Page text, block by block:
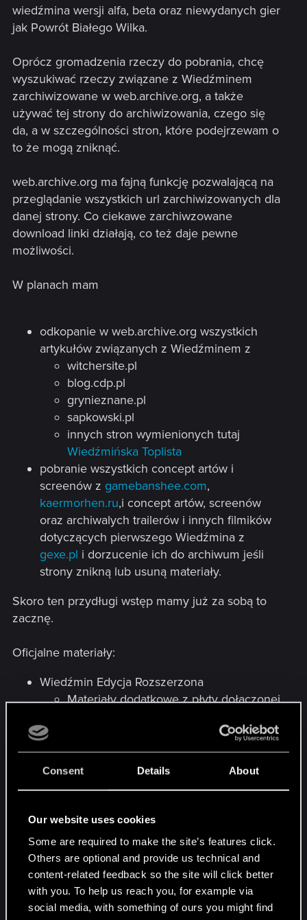
Consent Details About
Our website uses cookies
Some are required to make the site’s features click.
Others are optional and provide us technical and
content-related feedback so the site will click better
with you. To help us reach you, for example via
social media, with something of ours you might find
wiedźmina wersji alfa, beta oraz niewydanych gier
jak Powrót Białego Wilka.
Oprócz gromadzenia rzeczy do pobrania, chcę
wyszukiwać rzeczy związane z Wiedźminem
zarchiwizowane w web.archive.org, a także
używać tej strony do archiwizowania, czego się
da, a w szczególności stron, które podejrzewam o
to że mogą zniknąć.
web.archive.org ma fajną funkcję pozwalającą na
przeglądanie wszystkich url zarchiwizowanych dla
danej strony. Co ciekawe zarchiwzowane
download linki działają, co też daje pewne
możliwości.
W planach mam
odkopanie w web.archive.org wszystkich
artykułów związanych z Wiedźminem z
witchersite.pl
blog.cdp.pl
grynieznane.pl
sapkowski.pl
innych stron wymienionych tutaj
Wiedźmińska Toplista
pobranie wszystkich concept artów i
screenów z gamebanshee.com,
kaermorhen.ru,i concept artów, screenów
oraz archiwalych trailerów i innych filmików
dotyczących pierwszego Wiedźmina z
gexe.pl i dorzucenie ich do archiwum jeśli
strony znikną lub usuną materiały.
Skoro ten przydługi wstęp mamy już za sobą to
zacznę.
Oficjalne materiały:
Wiedźmin Edycja Rozszerzona
Materiały dodatkowe z płyty dołączonej
Platynowej Kolekcji, których nie ma na
GOG
artbook w wersji polskiej
opowiadanie w wersji polskiej
plakaty
folder Fan zawierający m.in arty,
avatary w formie gifów, filmiki,
muzykę, a także materiały
dodatkowe do przygód Ifritu